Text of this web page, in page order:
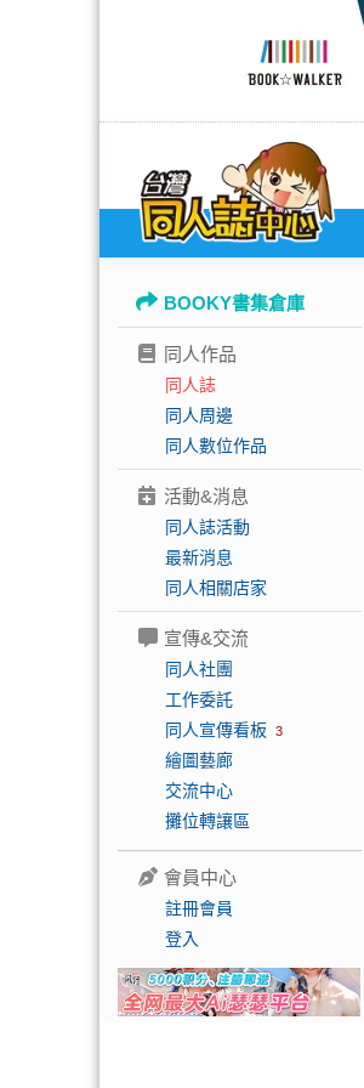
BOOKY書集倉庫
同人作品
同人誌
同人周邊
同人數位作品
活動&消息
同人誌活動
最新消息
同人相關店家
宣傳&交流
同人社團
工作委託
同人宣傳看板 3
繪圖藝廊
交流中心
攤位轉讓區
會員中心
註冊會員
登入